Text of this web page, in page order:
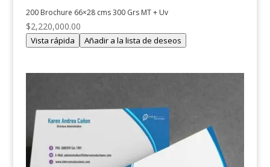
200 Brochure 66×28 cms 300 Grs MT + Uv
$2,220,000.00
Vista rápida Añadir a la lista de deseos